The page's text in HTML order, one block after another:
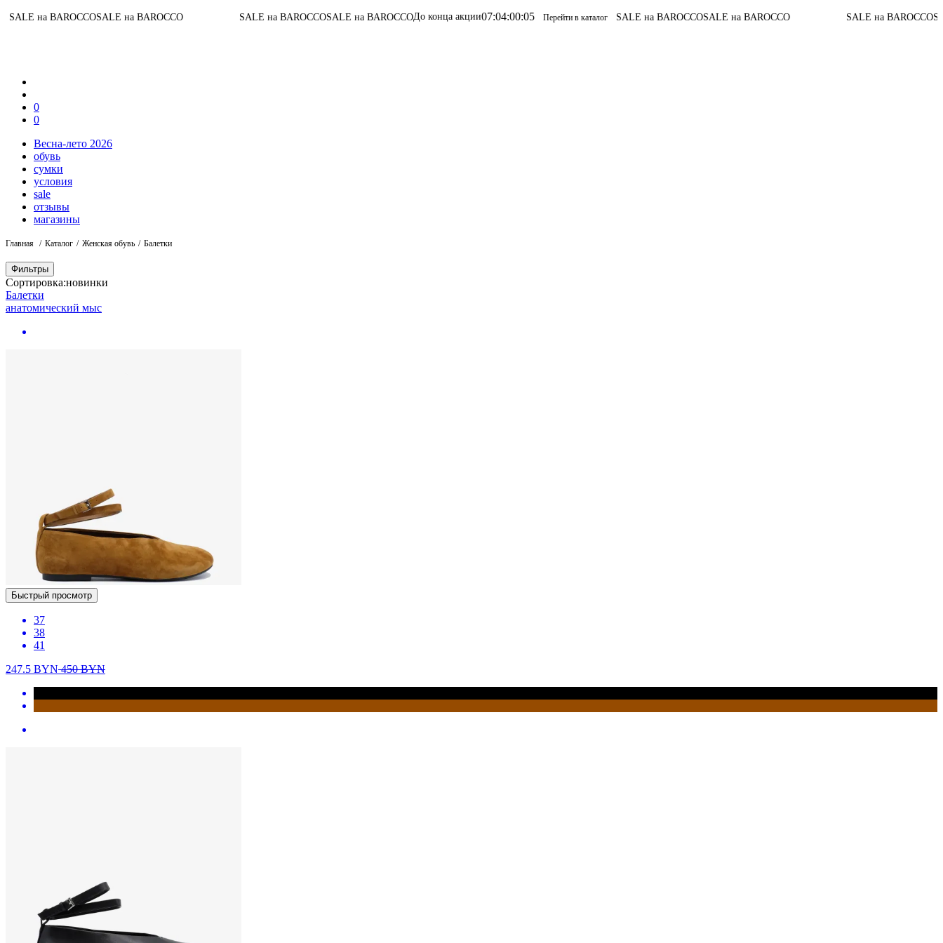
на BAROCCOSALE на BAROCCO SALE на BAROCCOSALE на BAROCCOДо конца акции 07:04:00:05 Перейти в каталог SALE на BAROCCOSALE на BAROCCO SALE на BAROCCOSALE
0
0
Весна-лето 2026
обувь
сумки
условия
sale
отзывы
магазины
Главная Каталог Женская обувь Балетки
Фильтры
Сортировка:новинки
Балетки
анатомический мыс
Быстрый просмотр
37
38
41
247.5 BYN450BYN